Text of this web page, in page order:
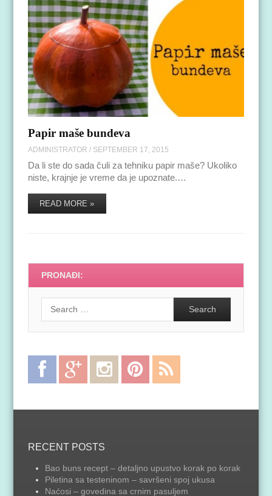
Papir maše bundeva
ADMINISTRATOR / SEPTEMBER 17, 2015
Da li ste do sada čuli za tehniku papir maše? Ukoliko
niste, krajnje je vreme da je upoznate.…
READ MORE »
PRONAĐI:
Facebook
Google InstagramPinterest
Feed
RECENT POSTS
Bao buns recept – detaljno upustvo korak po korak
Piletina sa testeninom – savršeni spoj ukusa
Naćosi – govedina sa crnim pasuljem